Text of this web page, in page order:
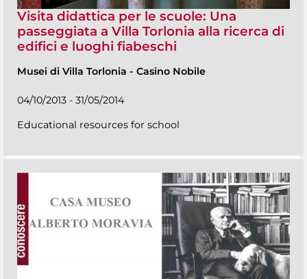
Visita didattica per le scuole: Una
passeggiata a Villa Torlonia alla ricerca di
edifici e luoghi fiabeschi
Musei di Villa Torlonia - Casino Nobile
04/10/2013 - 31/05/2014
Educational resources for school